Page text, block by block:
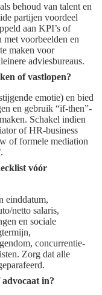
behoud van talent en
partijen voordeel
aan KPI’s of
voorbeelden en
maken voor
adviesbureaus.
of vastlopen?
emotie) en bied
en gebruik “if-then”-
Schakel indien
of HR-business
of formele mediation
vóór
einddatum,
netto salaris,
en sociale
concurrentie-
Zorg dat alle
in?